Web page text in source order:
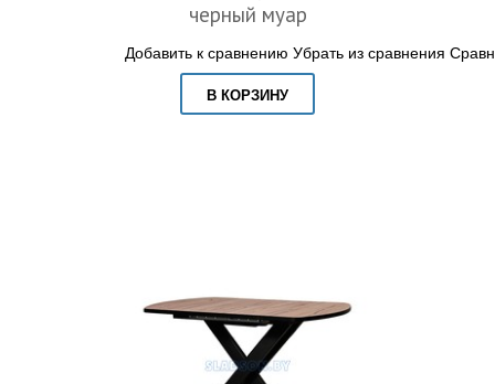
черный муар
Добавить к сравнению Убрать из сравнения
В КОРЗИНУ